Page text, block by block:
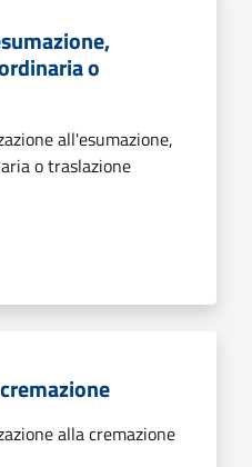
o
all'esumazione,
o traslazione
alla cremazione